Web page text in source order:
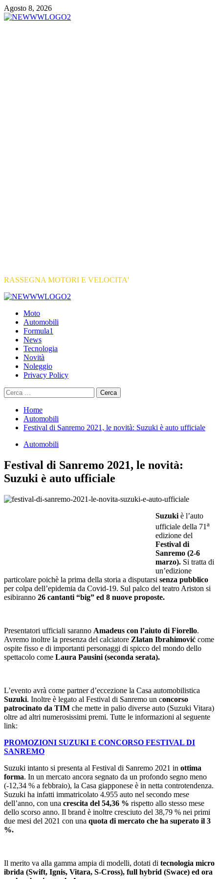
Vai
al
Agosto 8, 2026
RASSEGNA MOTORI E VELOCITA'
Primary
Moto
Automobili
Formula1
News
Tecnologia
Novità
Noleggio
Privacy Policy
Ricerca
per:
Home
Automobili
Festival di Sanremo 2021, le novità: Suzuki è auto ufficiale
Automobili
Festival di Sanremo 2021, le novità:
Suzuki è auto ufficiale
Suzuki è l’auto
ufficiale della 71 a
edizione del
Festival di
Sanremo (2-6
marzo). Si tratta di
un’edizione
particolare poichè la prima della storia a disputarsi senza pubblico
per colpa dell’epidemia da Covid-19. Sul palco del teatro Ariston si
esibiranno 26 cantanti “big” ed 8 nuove proposte.
Presentatori ufficiali saranno Amadeus con l’aiuto di Fiorello.
Avremo inoltre la presenza del calciatore Zlatan Ibrahimović come
ospite fisso e di importanti personaggi di spicco del mondo dello
spettacolo come Laura Pausini (seconda serata).
L’evento avrà come partner d’eccezione la Casa automobilistica
Suzuki. Inoltre è legato al Festival di Sanremo un concorso
patrocinato da TIM che mette in palio diverse auto (Suzuki Vitara)
oltre ad altri numerosissimi premi. Tutte le informazioni al seguente
link:
PROMOZIONI SUZUKI E CONCORSO FESTIVAL DI
SANREMO
Suzuki intanto si presenta al Festival di Sanremo 2021 in ottima
forma. In un mercato ancora segnato da un profondo segno meno
(-12,34 % a febbraio), la Casa giapponese è in netta controtendenza.
Suzuki ha infatti immatricolato 4.955 auto nel secondo mese
dell’anno, con una crescita del 54,36 % rispetto allo stesso mese
dello scorso anno. Il brand è inoltre cresciuto del 38,79 % nei primi
due mesi del 2021 con una quota di mercato che ha superato il 3
%.
Il merito va alla gamma ampia di modelli, dotati di tecnologia micro
ibrida (Swift, Ignis, Vitara, S-Cross), full hybrid (Swace) ed ora